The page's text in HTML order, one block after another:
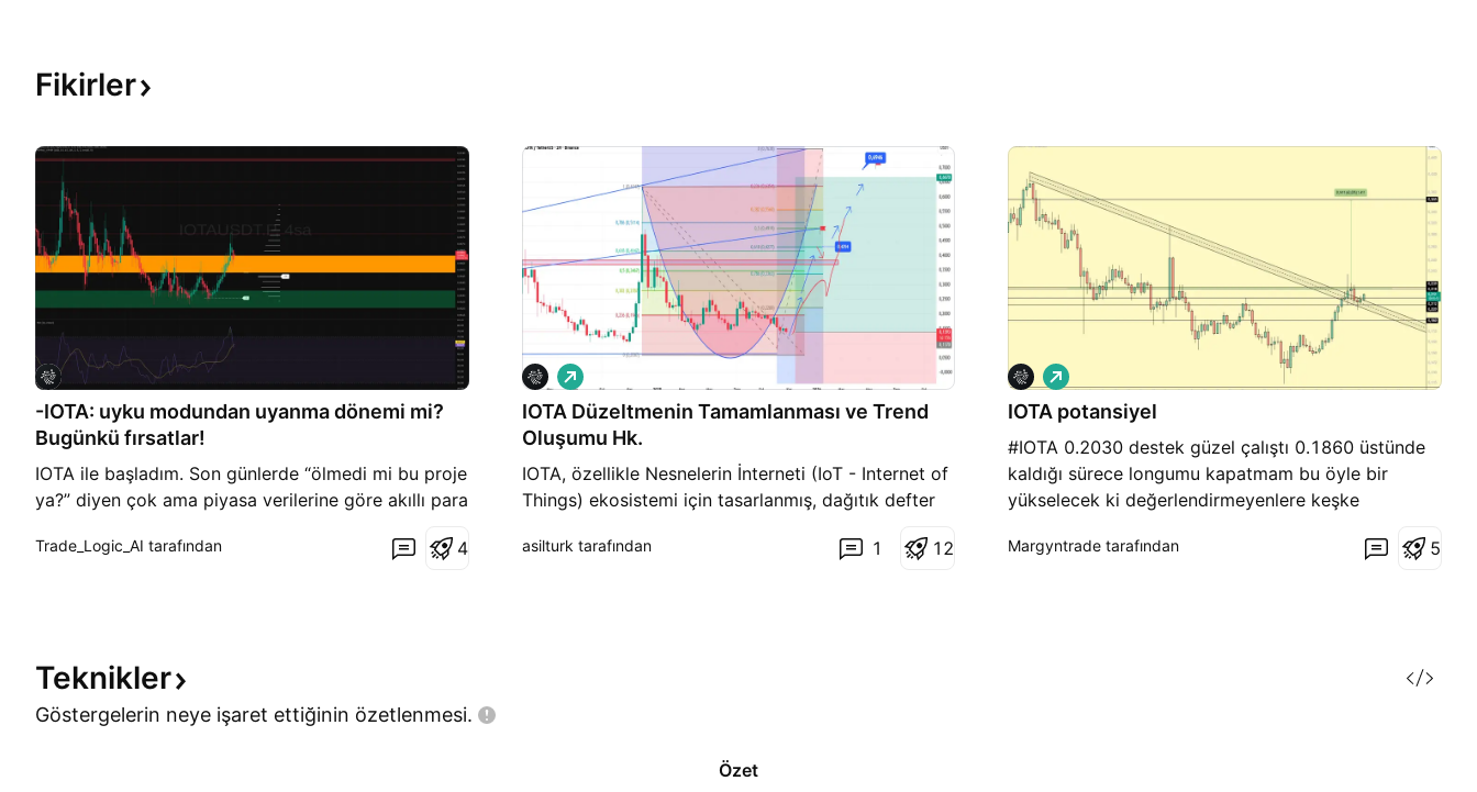
Fikirler
-IOTA: uyku modundan uyanma dönemi mi?
Bugünkü fırsatlar!
IOTA ile başladım. Son günlerde “ölmedi mi bu proje
ya?” diyen çok ama piyasa verilerine göre akıllı para
da kurumsal tarafta blockchain entegrasyon
Trade_Logic_AI tarafından 4
IOTA Düzeltmenin Tamamlanması ve Trend
Oluşumu Hk.
IOTA, özellikle Nesnelerin İnterneti (IoT - Internet of
Things) ekosistemi için tasarlanmış, dağıtık defter
projedir. 89. Sırada yer alan IOTA (miota)
A
l
ı
asilturk tarafından 1 1 2
IOTA potansiyel
#IOTA 0.2030 destek güzel çalıştı 0.1860 üstünde
kaldığı sürece longumu kapatmam bu öyle bir
yükselecek ki değerlendirmeyenlere keşke
başarılı, tam olarak direnç seviyesinde direnç kırdığı
A
l
ı
Margyntrade tarafından 5
Teknikler
Göstergelerin neye işaret ettiğinin özetlenmesi.
Özet